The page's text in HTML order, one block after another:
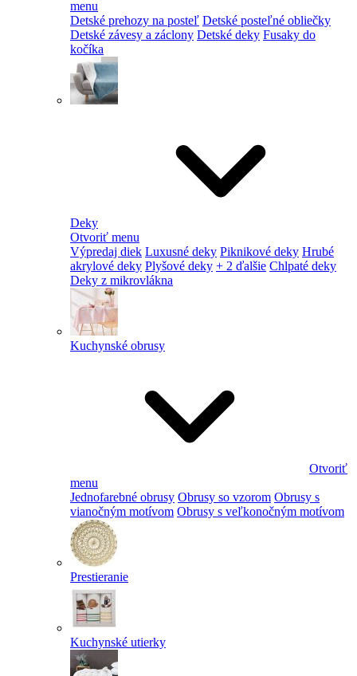
menu
Detské prehozy na posteľ Detské posteľné obliečky
Detské závesy a záclony Detské deky Fusaky do
kočíka
Deky
Otvoriť menu
Výpredaj diek Luxusné deky Piknikové deky Hrubé
akrylové deky Plyšové deky + 2 ďalšie Chlpaté deky
Deky z mikrovlákna
Kuchynské obrusy
Otvoriť
menu
Jednofarebné obrusy Obrusy so vzorom Obrusy s
vianočným motívom Obrusy s veľkonočným motívom
Prestieranie
Kuchynské utierky